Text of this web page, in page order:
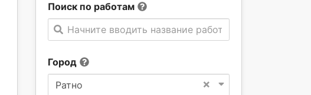
Поиск по работам
Начните вводить название работы
Город
×
Ратно